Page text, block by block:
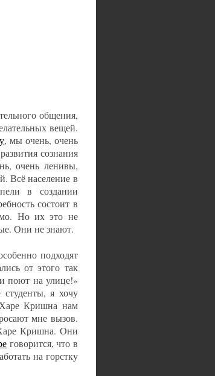
общения,
вещей.
, мы очень, очень
сознания
очень ленивы,
Всё население в
в создании
состоит в
Но их это не
Они не знают.
подходят
от этого так
поют на улице!»
я хочу
Харе Кришна нам
мне вызов.
Кришна. Они
говорится, что в
на горстку